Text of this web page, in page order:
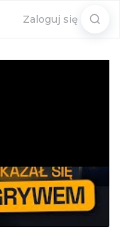
Zaloguj się